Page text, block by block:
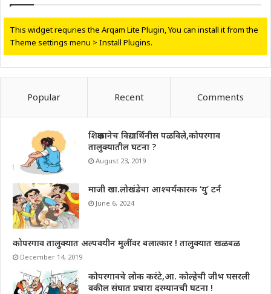
This widget requries the Arqam Lite Plugin, You can install it from the
Theme settings menu > Install Plugins.
Popular Recent Comments
शिक्षकानेच विद्यार्थिनीस पळविले,कोपरगाव
तालुक्यातील घटना ?
August 23, 2019
माजी खा.लोखंडेचा आश्चर्यकारक ‘यु’ टर्न
June 6, 2024
कोपरगाव तालुक्यात अल्पवयीन मुलींवर बलात्कार ! तालुक्यात खळबळ
December 14, 2019
कोपरगावचे लोक करंटे,आ. कोल्हेची जीभ घसरली
वकील संघात प्रचारा दरम्यानची घटना !